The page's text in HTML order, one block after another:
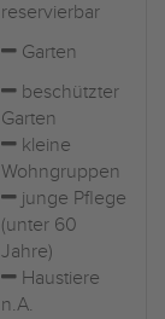
reservierbar
Garten
beschützter
Garten
kleine
Wohngruppen
junge Pflege
(unter 60
Jahre)
Haustiere
n.A.